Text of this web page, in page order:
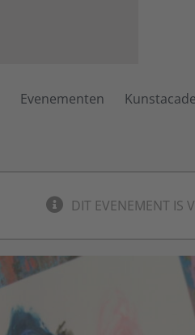
Evenementen
DIT EVENEMENT IS